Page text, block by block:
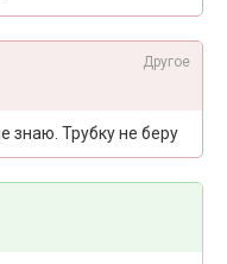
Другое
знаю. Трубку не беру